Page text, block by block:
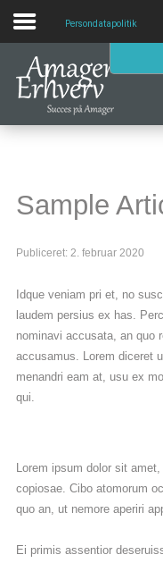
VELKOMMEN
AmagerErhverv skaber
Events
Medlemmer & tilbud
Nyttige links
Persondatapolitik
Sample
Publiceret: 2. februar 2020
Idque veniam pri et, no
laudem persius ex has.
nominavi accusata, an quo
accusamus. Lorem diceret
menandri eam at, usu ex
qui.
Lorem ipsum dolor sit
copiosae. Cibo atomorum
quo an, ut nemore aperiri
Ei primis assentior